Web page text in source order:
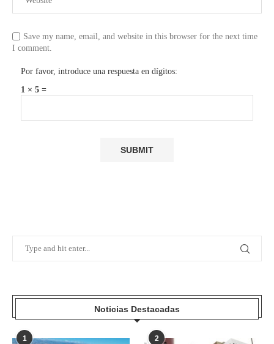
Save my name, email, and website in this browser for the next time
I comment.
Por favor, introduce una respuesta en dígitos:
1 × 5 =
Noticias Destacadas
1 2